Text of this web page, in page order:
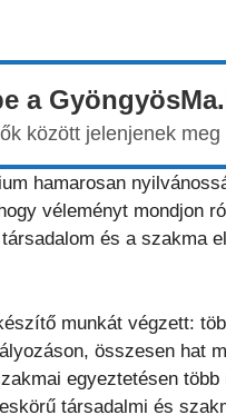
a
között jelenjenek
hamarosan
véleményt mondjon
és a szakma
munkát végzett:
összesen hat
egyeztetésen
társadalmi és